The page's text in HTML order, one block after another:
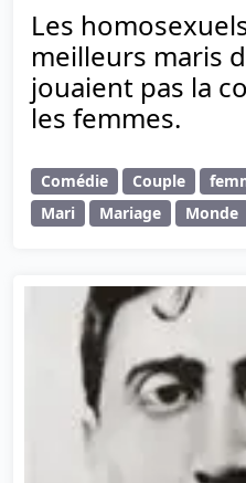
Les
meilleurs maris
jouaient pas la
les femmes.
Comédie Couple
Mari
Mariage Monde